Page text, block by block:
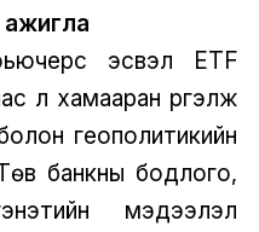
ажигла
эсвэл ETF
үл хамааран үргэлж
геополитикийн
банкны бодлого,
мэдээлэл